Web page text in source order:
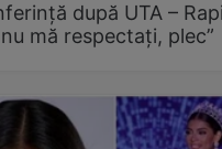
după UTA –
mă respectați, plec”